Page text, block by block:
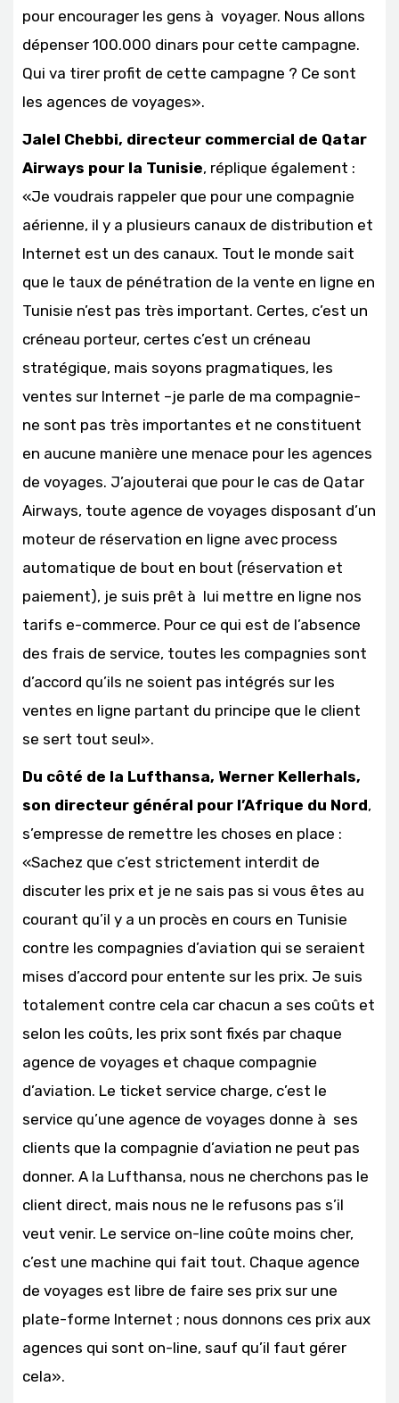
pour encourager les gens à voyager. Nous allons
dépenser 100.000 dinars pour cette campagne.
Qui va tirer profit de cette campagne ? Ce sont
les agences de voyages».
Jalel Chebbi, directeur commercial de Qatar
Airways pour la Tunisie, réplique également :
«Je voudrais rappeler que pour une compagnie
aérienne, il y a plusieurs canaux de distribution et
Internet est un des canaux. Tout le monde sait
que le taux de pénétration de la vente en ligne en
Tunisie n’est pas très important. Certes, c’est un
créneau porteur, certes c’est un créneau
stratégique, mais soyons pragmatiques, les
ventes sur Internet –je parle de ma compagnie-
ne sont pas très importantes et ne constituent
en aucune manière une menace pour les agences
de voyages. J’ajouterai que pour le cas de Qatar
Airways, toute agence de voyages disposant d’un
moteur de réservation en ligne avec process
automatique de bout en bout (réservation et
paiement), je suis prêt à lui mettre en ligne nos
tarifs e-commerce. Pour ce qui est de l’absence
des frais de service, toutes les compagnies sont
d’accord qu’ils ne soient pas intégrés sur les
ventes en ligne partant du principe que le client
se sert tout seul».
Du côté de la Lufthansa, Werner Kellerhals,
son directeur général pour l’Afrique du Nord,
s’empresse de remettre les choses en place :
«Sachez que c’est strictement interdit de
discuter les prix et je ne sais pas si vous êtes au
courant qu’il y a un procès en cours en Tunisie
contre les compagnies d’aviation qui se seraient
mises d’accord pour entente sur les prix. Je suis
totalement contre cela car chacun a ses coûts et
selon les coûts, les prix sont fixés par chaque
agence de voyages et chaque compagnie
d’aviation. Le ticket service charge, c’est le
service qu’une agence de voyages donne à ses
clients que la compagnie d’aviation ne peut pas
donner. A la Lufthansa, nous ne cherchons pas le
client direct, mais nous ne le refusons pas s’il
veut venir. Le service on-line coûte moins cher,
c’est une machine qui fait tout. Chaque agence
de voyages est libre de faire ses prix sur une
plate-forme Internet ; nous donnons ces prix aux
agences qui sont on-line, sauf qu’il faut gérer
cela».